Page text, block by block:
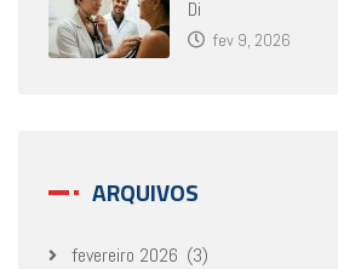
Di
fev 9, 2026
ARQUIVOS
fevereiro 2026 (3)